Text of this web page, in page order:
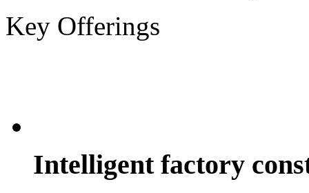
Key Offerings
Intelligent factory